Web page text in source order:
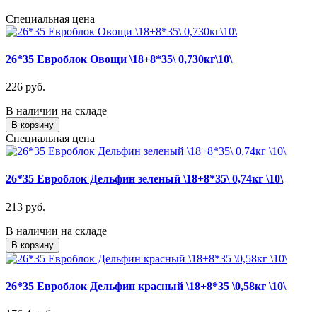
Специальная цена
26*35 Евроблок Овощи \18+8*35\ 0,730кг\10\
226 руб.
В наличии на складе
В корзину
Специальная цена
26*35 Евроблок Дельфин зеленый \18+8*35\ 0,74кг \10\
213 руб.
В наличии на складе
В корзину
26*35 Евроблок Дельфин красный \18+8*35 \0,58кг \10\